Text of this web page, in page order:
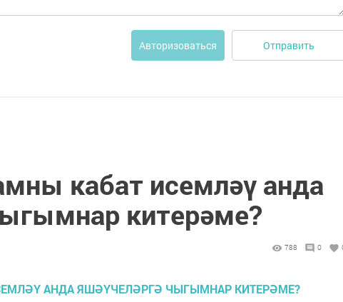
Авторизоваться Отправить
кабат исемләү анда
китерәме?
788 0